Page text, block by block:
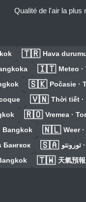
Qualité de l'air la plus
🇹🇷 Hava
🇮🇹 Meteo
🇸🇰 Počasie ·
🇻🇳 Thời tiết
🇷🇴 Vremea ·
Bangkok 🇳🇱 Weer
Бангкок 🇸🇦
🇹🇼 天氣預